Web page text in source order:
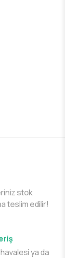
stok
teslim edilir!
ya da